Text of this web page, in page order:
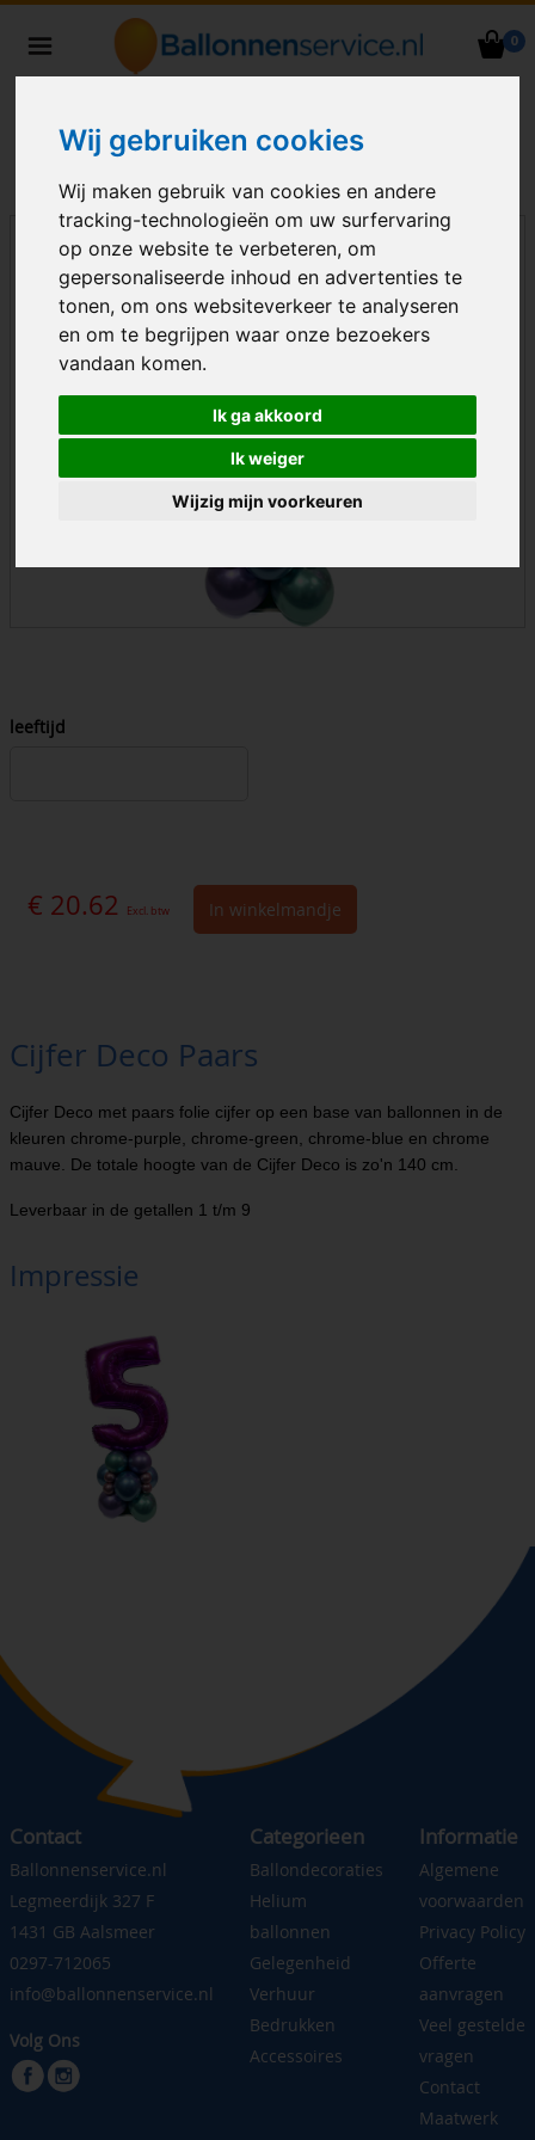
Wij gebruiken cookies
Wij maken gebruik van cookies en andere
tracking-technologieën om uw surfervaring
op onze website te verbeteren, om
gepersonaliseerde inhoud en advertenties te
tonen, om ons websiteverkeer te analyseren
en om te begrijpen waar onze bezoekers
vandaan komen.
Ik ga akkoord
Ik weiger
Wijzig mijn voorkeuren
0
Nederland
leeftijd
€ 20.62 Excl. btw In winkelmandje
Cijfer Deco Paars
Cijfer Deco met paars folie cijfer op een base van ballonnen in de
kleuren chrome-purple, chrome-green, chrome-blue en chrome
mauve. De totale hoogte van de Cijfer Deco is zo'n 140 cm.
Leverbaar in de getallen 1 t/m 9
Impressie
Contact
Ballonnenservice.nl
Legmeerdijk 327 F
1431 GB Aalsmeer
0297-712065
info@ballonnenservice.nl
Volg Ons
Categorieen
Ballondecoraties
Helium
ballonnen
Gelegenheid
Verhuur
Bedrukken
Accessoires
Informatie
Algemene
voorwaarden
Privacy Policy
Offerte
aanvragen
Veel gestelde
vragen
Contact
Maatwerk